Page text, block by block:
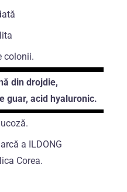
colonii.
din drojdie,
guar, acid hyaluronic.
a ILDONG
Corea.